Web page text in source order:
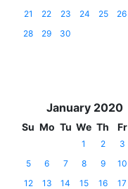
21
22 23 24 25 26
28
29 30
January 2020
Su Mo Tu We Th Fr
1 2 3
5
6 7 8 9 10
12
13 14 15 16 17